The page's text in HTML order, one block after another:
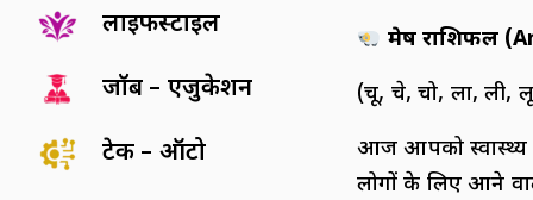
लाइफस्टाइल
जॉब – एजुकेशन
टेक – ऑटो
मेष राशिफल (
(चू, चे, चो, ला, ली,
आज आपको स्वास्थ्य
लोगों के लिए आने